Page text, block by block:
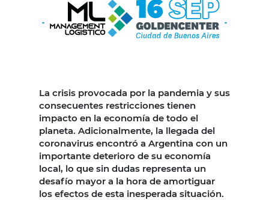
La crisis provocada por la pandemia y sus
consecuentes restricciones tienen
impacto en la economía de todo el
planeta. Adicionalmente, la llegada del
coronavirus encontró a Argentina con un
importante deterioro de su economía
local, lo que sin dudas representa un
desafío mayor a la hora de amortiguar
los efectos de esta inesperada situación.